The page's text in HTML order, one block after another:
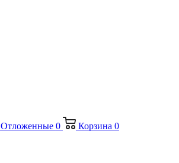
Отложенные 0 Корзина 0